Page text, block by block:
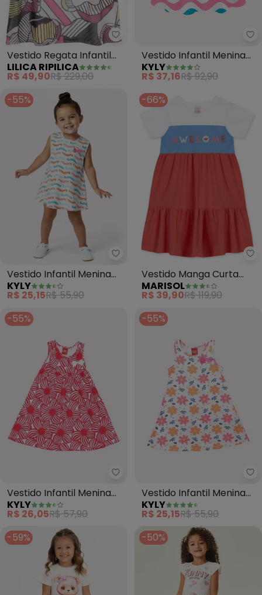
Lilica Ripilica - Vestido Regata
Vestido Regata Infantil
Menina(Branco)
LILICA RIPILICA
R$ 49,90R$ 229,00
Vestido Infantil Menina
Ondas (Branco)
KYLY
R$ 37,16R$ 92,90
-55%
Kyly - Vestido Infantil Menina
Vestido Infantil Menina
em Algodão (Off White)
KYLY
R$ 25,15R$ 55,90
-66%
Vestido Manga Curta
Infantil Feminino
(Branco)
MARISOL
R$ 39,90R$ 119,90
-55%
Kyly - Vestido Infantil Menina
Vestido Infantil Menina
Flores (Branco)
KYLY
R$ 26,05R$ 57,90
-55%
Vestido Infantil Menina
Evasê Flores (Branco)
KYLY
R$ 25,15R$ 55,90
-59%
-50%